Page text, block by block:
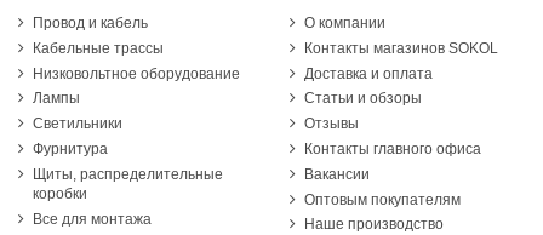
Провод и кабель
Кабельные трассы
Низковольтное оборудование
Лампы
Светильники
Фурнитура
Щиты, распределительные
коробки
Все для монтажа
О компании
Контакты магазинов SOKOL
Доставка и оплата
Статьи и обзоры
Отзывы
Контакты главного офиса
Вакансии
Оптовым покупателям
Наше производство